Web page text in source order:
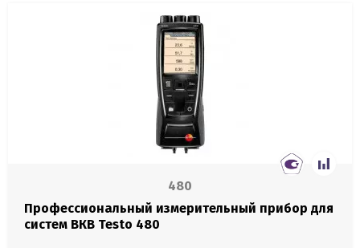
480
Профессиональный измерительный прибор для
систем ВКВ Testo 480